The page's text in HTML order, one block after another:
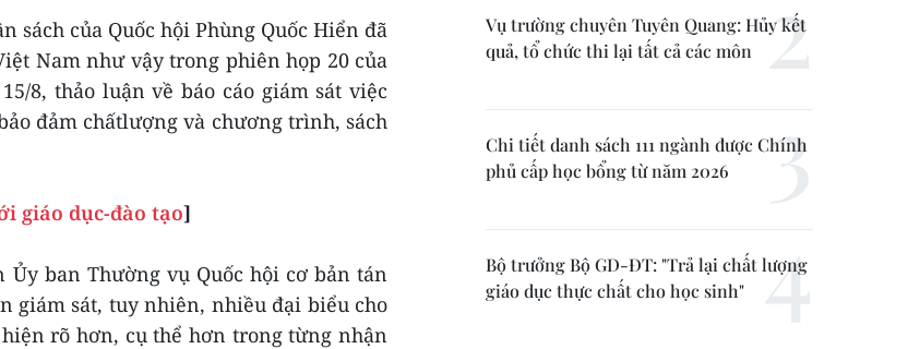
sách của Quốc hội Phùng Quốc Hiển đã
Nam như vậy trong phiên họp 20 của
8, thảo luận về báo cáo giám sát việc
đảm chấtlượng và chương trình, sách
giáo dục-đào tạo]
ban Thường vụ Quốc hội cơ bản tán
giám sát, tuy nhiên, nhiều đại biểu cho
rõ hơn, cụ thể hơn trong từng nhận
Vụ trường chuyên Tuyên Quang: Hủy kết
quả, tổ chức thi lại tất cả các môn
Chi tiết danh sách 111 ngành được Chính
phủ cấp học bổng từ năm 2026
Bộ trưởng Bộ GD-ĐT: "Trả lại chất lượng
giáo dục thực chất cho học sinh"